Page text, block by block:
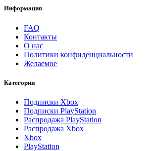
Информация
FAQ
Контакты
О нас
Политики конфиденциальности
Желаемое
Категории
Подписки Xbox
Подписки PlayStation
Распродажа PlayStation
Распродажа Xbox
Xbox
PlayStation